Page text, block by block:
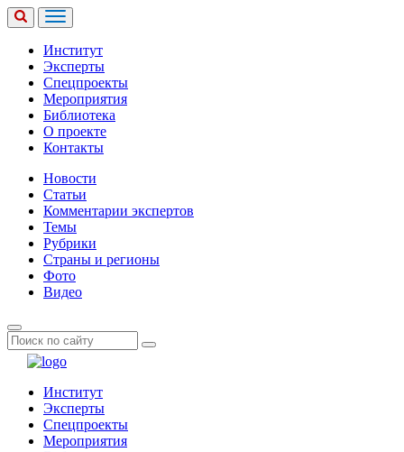
Институт
Эксперты
Спецпроекты
Мероприятия
Библиотека
О проекте
Контакты
Новости
Статьи
Комментарии экспертов
Темы
Рубрики
Страны и регионы
Фото
Видео
Институт
Эксперты
Спецпроекты
Мероприятия